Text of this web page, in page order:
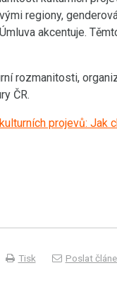
regiony,
akcentuje.
rozmanitosti,
ČR.
projevů: Jak
Tisk Poslat